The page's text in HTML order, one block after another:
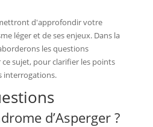
d'approfondir votre
léger et de ses enjeux. Dans la
les questions
sujet, pour clarifier les points
interrogations.
d’Asperger ?